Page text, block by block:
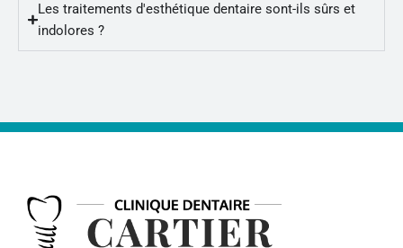
Les traitements d'esthétique dentaire sont-ils sûrs et
indolores ?